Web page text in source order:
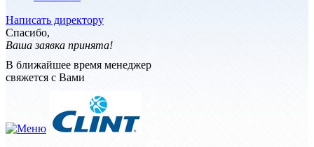
Написать директору
Спасибо,
Ваша заявка принята!
В ближайшее время менеджер
свяжется с Вами